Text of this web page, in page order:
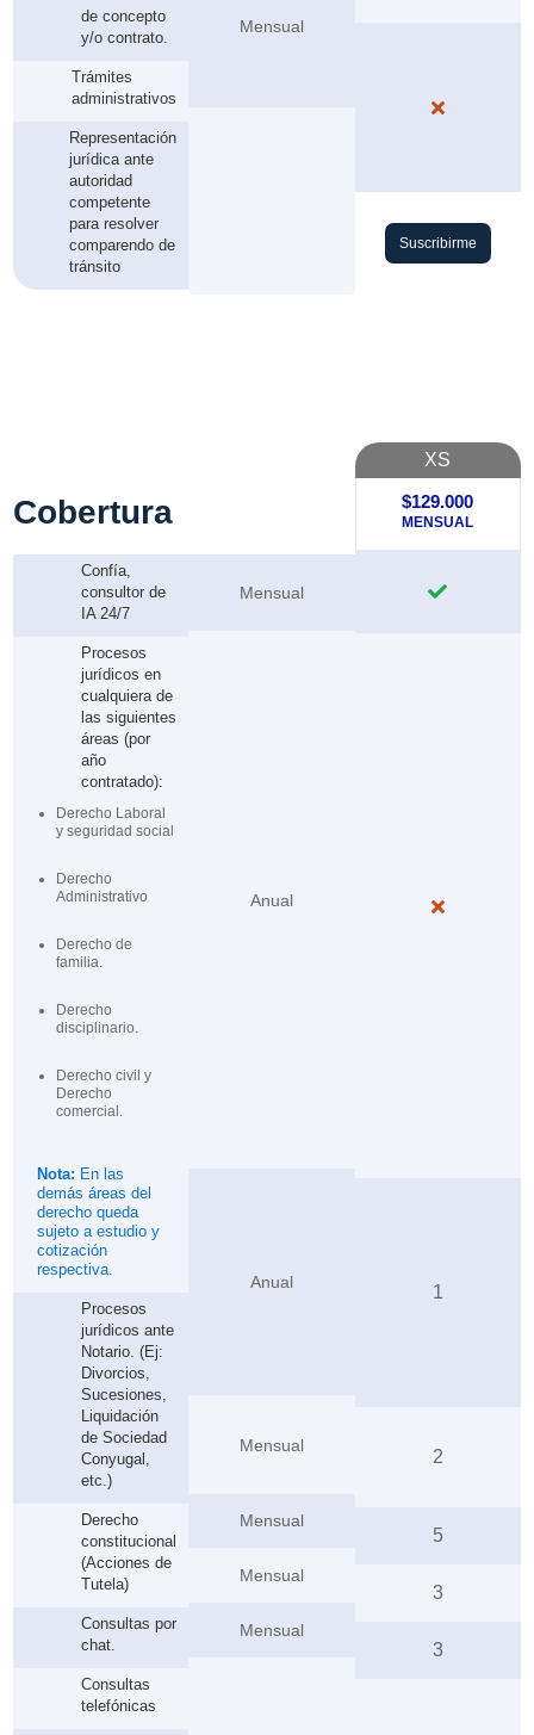
de concepto
y/o contrato.
Trámites
administrativos
Representación
jurídica ante
autoridad
competente
para resolver
comparendo de
tránsito
Mensual

Suscribirme
Cobertura
Confía,
consultor de
IA 24/7
Procesos
jurídicos en
cualquiera de
las siguientes
áreas (por
año
contratado):
Derecho Laboral
y seguridad social
Derecho
Administrativo
Derecho de
familia.
Derecho
disciplinario.
Derecho civil y
Derecho
comercial.
Nota: En las
demás áreas del
derecho queda
sujeto a estudio y
cotización
respectiva.
Procesos
jurídicos ante
Notario. (Ej:
Divorcios,
Sucesiones,
Liquidación
de Sociedad
Conyugal,
etc.)
Derecho
constitucional
(Acciones de
Tutela)
Consultas por
chat.
Consultas
telefónicas
Mensual
Anual
Anual
Mensual
Mensual
Mensual
Mensual
XS
$129.000
MENSUAL


1
2
5
3
3